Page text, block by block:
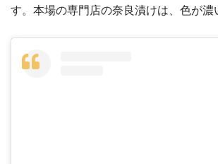
す。本場の専門店の奈良漬けは、色が濃